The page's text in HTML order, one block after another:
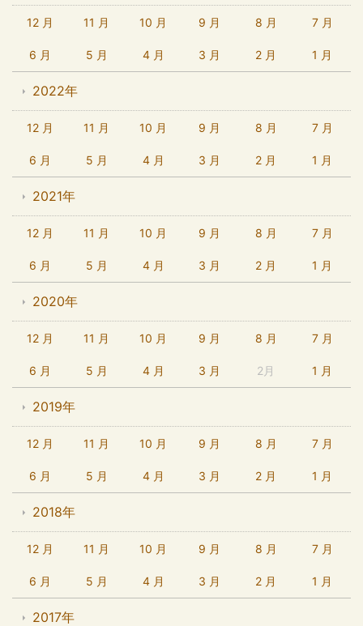
12 月 11 月 10 月 9 月 8 月 7 月
6 月 5 月 4 月 3 月 2 月 1 月
2022年
12 月 11 月 10 月 9 月 8 月 7 月
6 月 5 月 4 月 3 月 2 月 1 月
2021年
12 月 11 月 10 月 9 月 8 月 7 月
6 月 5 月 4 月 3 月 2 月 1 月
2020年
12 月 11 月 10 月 9 月 8 月 7 月
6 月 5 月 4 月 3 月 2月 1 月
2019年
12 月 11 月 10 月 9 月 8 月 7 月
6 月 5 月 4 月 3 月 2 月 1 月
2018年
12 月 11 月 10 月 9 月 8 月 7 月
6 月 5 月 4 月 3 月 2 月 1 月
2017年